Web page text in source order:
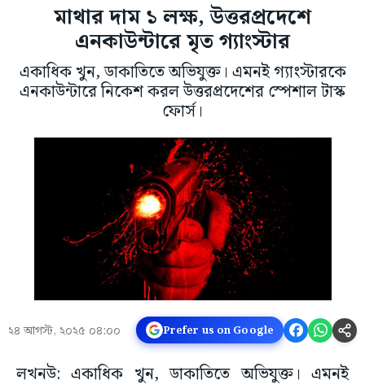
মাথার দাম ১ লক্ষ, উত্তরপ্রদেশে
এনকাউন্টারে মৃত গ্যাংস্টার
একাধিক খুন, ডাকাতিতে অভিযুক্ত। এমনই গ্যাংস্টারকে
এনকাউন্টারে নিকেশ করল উত্তরপ্রদেশের স্পেশাল টাস্ক
ফোর্স।
২৪ আগস্ট, ২০২৫ ০৪:০০ Prefer us on Google
লখনউ: একাধিক খুন, ডাকাতিতে অভিযুক্ত। এমনই